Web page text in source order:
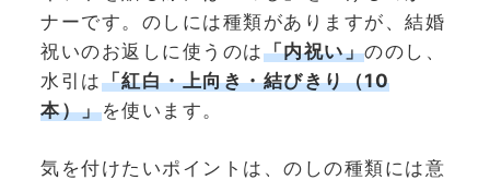
ナーです。のしには種類がありますが、結婚
祝いのお返しに使うのは「内祝い」ののし、
水引は「紅白・上向き・結びきり（10
本）」を使います。
気を付けたいポイントは、のしの種類には意